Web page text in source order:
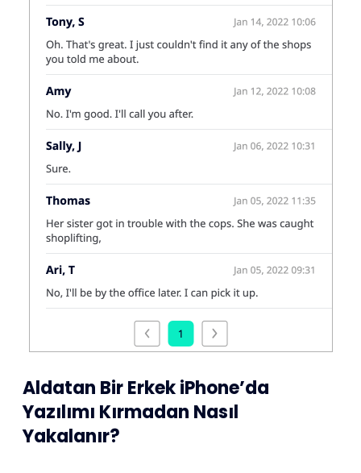
Aldatan Bir Erkek iPhone’da
Yazılımı Kırmadan Nasıl
Yakalanır?